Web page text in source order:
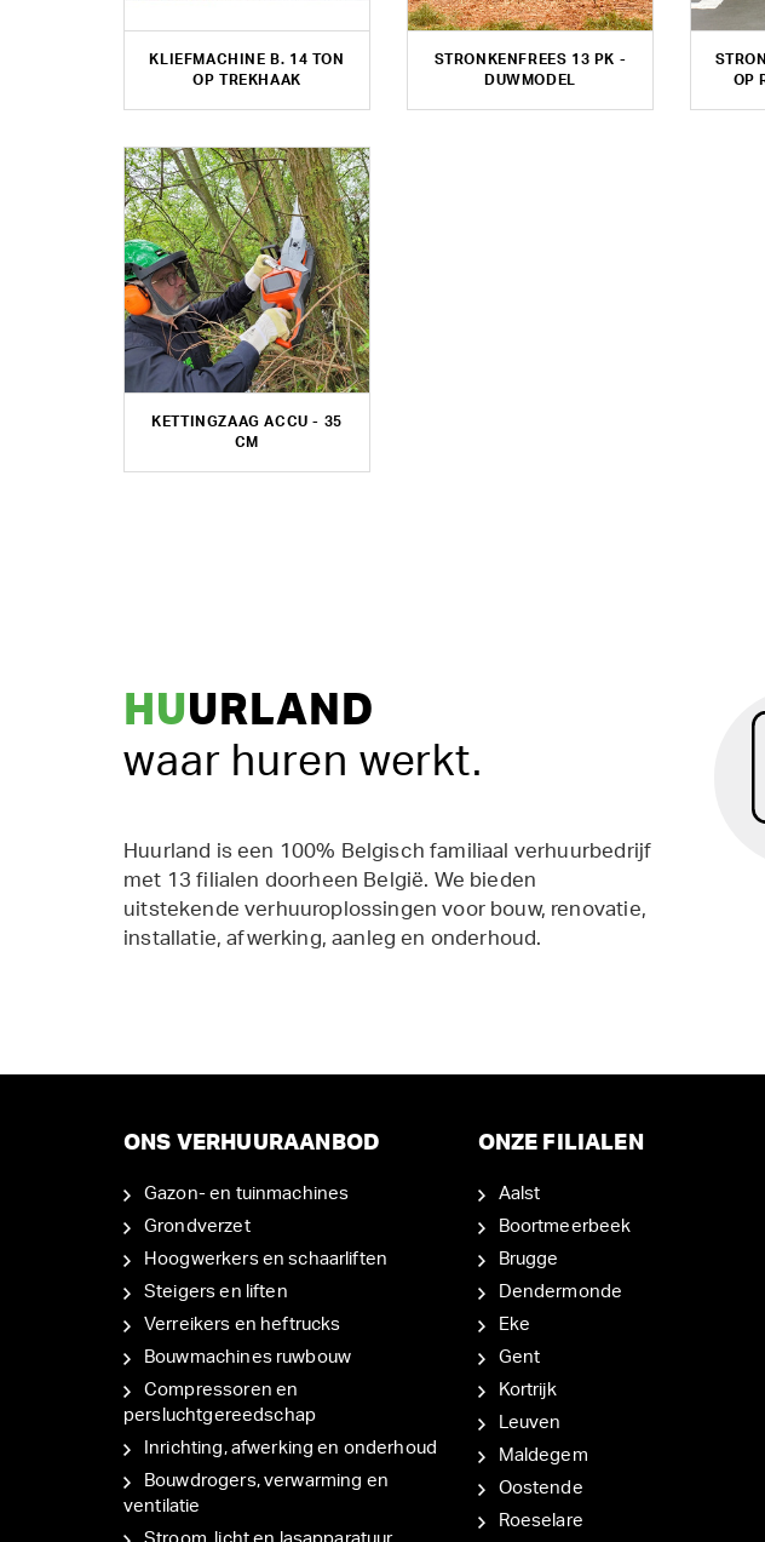
KLIEFMACHINE B. 14 TON
OP TREKHAAK
STRONKENFREES 13 PK -
DUWMODEL
OP
KETTINGZAAG ACCU - 35
CM
HUURLAND
waar huren werkt.
Huurland is een 100% Belgisch familiaal verhuurbedrijf
met 13 filialen doorheen België. We bieden
uitstekende verhuuroplossingen voor bouw, renovatie,
installatie, afwerking, aanleg en onderhoud.
ONS VERHUURAANBOD
Gazon- en tuinmachines
Grondverzet
Hoogwerkers en schaarliften
Steigers en liften
Verreikers en heftrucks
Bouwmachines ruwbouw
Compressoren en
persluchtgereedschap
Inrichting, afwerking en onderhoud
Bouwdrogers, verwarming en
ventilatie
Stroom, licht en lasapparatuur
ONZE FILIALEN
Aalst
Boortmeerbeek
Brugge
Dendermonde
Eke
Gent
Kortrijk
Leuven
Maldegem
Oostende
Roeselare